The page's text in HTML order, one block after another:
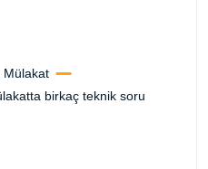
Mülakat
birkaç teknik soru